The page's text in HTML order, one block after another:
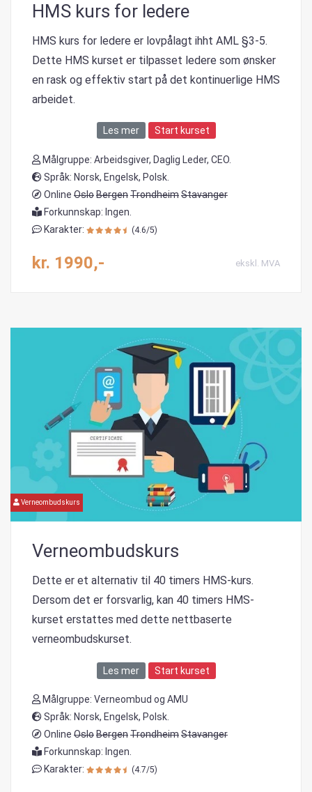
HMS kurs for ledere
HMS kurs for ledere er lovpålagt ihht AML §3-5.
Dette HMS kurset er tilpasset ledere som ønsker
en rask og effektiv start på det kontinuerlige HMS
arbeidet.
Les mer Start kurset
Målgruppe: Arbeidsgiver, Daglig Leder, CEO.
Språk: Norsk, Engelsk, Polsk.
Online OsloBergenTrondheimStavanger
Forkunnskap: Ingen.
Karakter:
(4.6/5)
kr. 1990,- ekskl. MVA
Verneombudskurs
Verneombudskurs
Dette er et alternativ til 40 timers HMS-kurs.
Dersom det er forsvarlig, kan 40 timers HMS-
kurset erstattes med dette nettbaserte
verneombudskurset.
Les mer Start kurset
Målgruppe: Verneombud og AMU
Språk: Norsk, Engelsk, Polsk.
Online OsloBergenTrondheimStavanger
Forkunnskap: Ingen.
Karakter:
(4.7/5)